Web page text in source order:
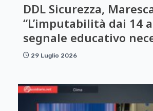
DDL Sicurezza,
“L’imputabilità dai 14
segnale educativo
29 Luglio 2026